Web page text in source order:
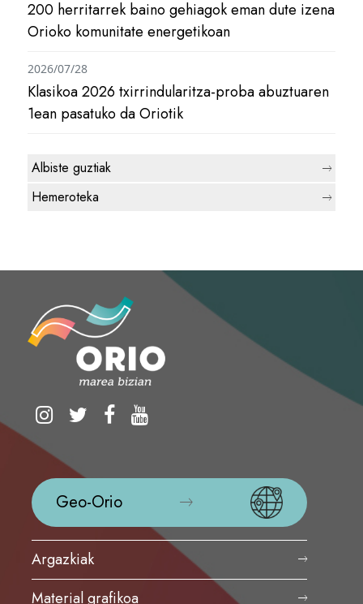
200 herritarrek baino gehiagok eman dute izena
Orioko komunitate energetikoan
Klasikoa 2026 txirrindularitza-proba abuztuaren
1ean pasatuko da Oriotik
2026/07/28
Albiste guztiak
Hemeroteka
Geo-Orio
Argazkiak
Material grafikoa